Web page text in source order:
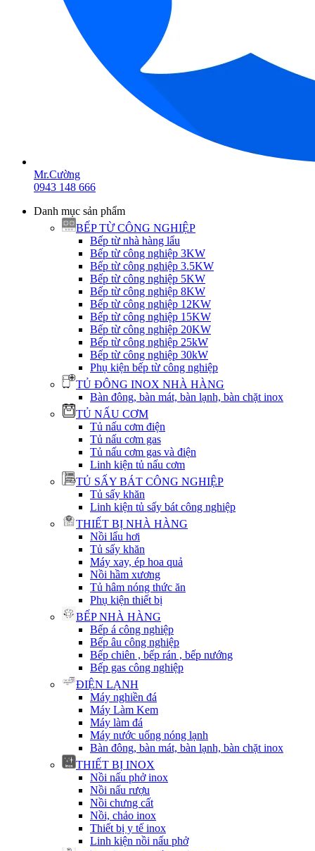
Mr.Cường
0943 148 666
Danh mục sản phẩm
BẾP TỪ CÔNG NGHIỆP
Bếp từ nhà hàng lẩu
Bếp từ công nghiệp 3KW
Bếp từ công nghiệp 3.5KW
Bếp từ công nghiệp 5KW
Bếp từ công nghiệp 8KW
Bếp từ công nghiệp 12KW
Bếp từ công nghiệp 15KW
Bếp từ công nghiệp 20KW
Bếp từ công nghiệp 25kW
Bếp từ công nghiệp 30kW
Phụ kiện bếp từ công nghiệp
TỦ ĐÔNG INOX NHÀ HÀNG
Bàn đông, bàn mát, bàn lạnh, bàn chặt inox
TỦ NẤU CƠM
Tủ nấu cơm điện
Tủ nấu cơm gas
Tủ nấu cơm gas và điện
Linh kiện tủ nấu cơm
TỦ SẤY BÁT CÔNG NGHIỆP
Tủ sấy khăn
Linh kiện tủ sấy bát công nghiệp
THIẾT BỊ NHÀ HÀNG
Nồi lẩu hơi
Tủ sấy khăn
Máy xay, ép hoa quả
Nồi hầm xương
Tủ hâm nóng thức ăn
Phụ kiện thiết bị
BẾP NHÀ HÀNG
Bếp á công nghiệp
Bếp âu công nghiệp
Bếp chiên , bếp rán , bếp nướng
Bếp gas công nghiệp
ĐIỆN LẠNH
Máy nghiền đá
Máy Làm Kem
Máy làm đá
Máy nước uống nóng lạnh
Bàn đông, bàn mát, bàn lạnh, bàn chặt inox
THIẾT BỊ INOX
Nồi nấu phở inox
Nồi nấu rượu
Nồi chưng cất
Nồi, chảo inox
Thiết bị y tế inox
Linh kiện nồi nấu phở